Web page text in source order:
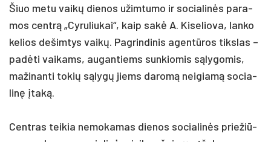
Šiuo me­tu vaikų die­nos užim­tu­mo ir so­cia­linės pa­ra­
mos centrą „Cy­ru­liu­kai“, kaip sakė A. Ki­se­lio­va, lan­ko
ke­lios de­šim­tys vaikų. Pag­rin­di­nis agentū­ros tiks­las –
pa­dėti vai­kams, au­gan­tiems sun­kio­mis sąly­go­mis,
ma­ži­nan­ti to­kių sąlygų jiems da­romą nei­giamą so­cia­
linę įtaką.
Cent­ras tei­kia ne­mo­ka­mas die­nos so­cia­linės prie­žiū­